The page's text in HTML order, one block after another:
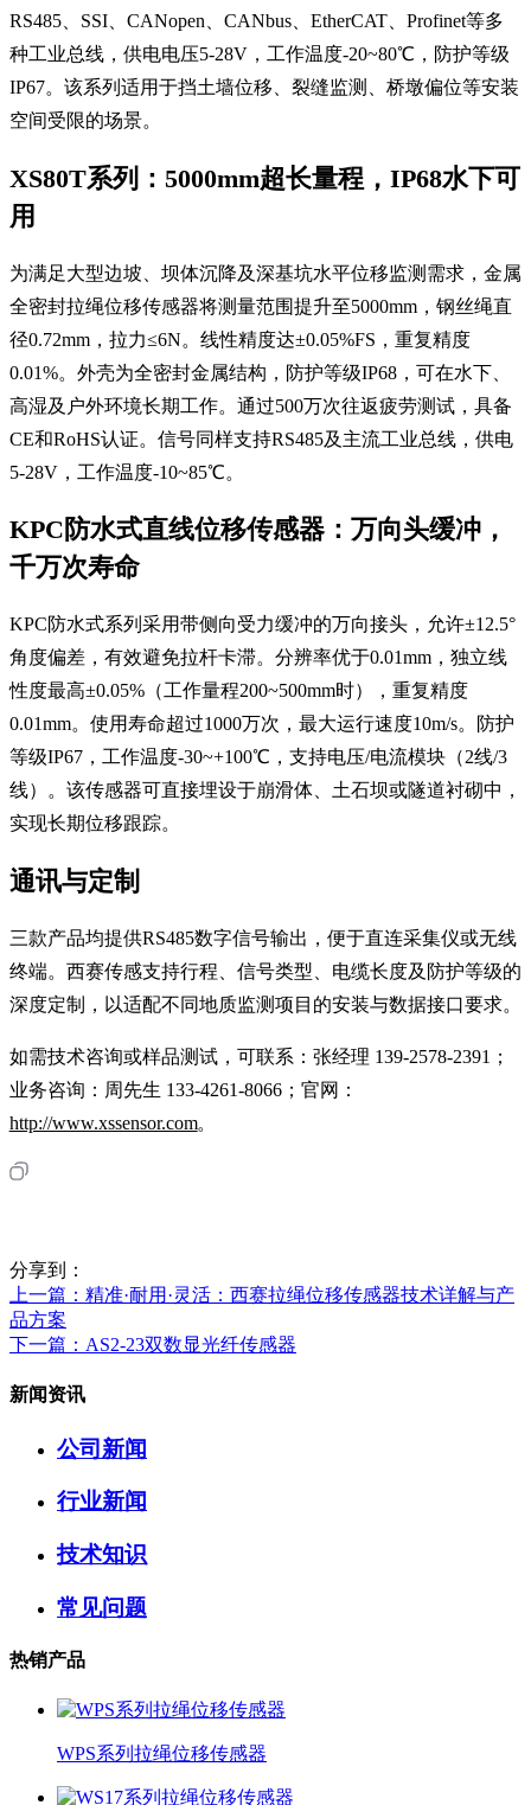
RS485、SSI、CANopen、CANbus、EtherCAT、Profinet等多
种工业总线，供电电压5-28V，工作温度-20~80℃，防护等级
IP67。该系列适用于挡土墙位移、裂缝监测、桥墩偏位等安装
空间受限的场景。
XS80T系列：5000mm超长量程，IP68水下可
用
为满足大型边坡、坝体沉降及深基坑水平位移监测需求，金属
全密封拉绳位移传感器将测量范围提升至5000mm，钢丝绳直
径0.72mm，拉力≤6N。线性精度达±0.05%FS，重复精度
0.01%。外壳为全密封金属结构，防护等级IP68，可在水下、
高湿及户外环境长期工作。通过500万次往返疲劳测试，具备
CE和RoHS认证。信号同样支持RS485及主流工业总线，供电
5-28V，工作温度-10~85℃。
KPC防水式直线位移传感器：万向头缓冲，
千万次寿命
KPC防水式系列采用带侧向受力缓冲的万向接头，允许±12.5°
角度偏差，有效避免拉杆卡滞。分辨率优于0.01mm，独立线
性度最高±0.05%（工作量程200~500mm时），重复精度
0.01mm。使用寿命超过1000万次，最大运行速度10m/s。防护
等级IP67，工作温度-30~+100℃，支持电压/电流模块（2线/3
线）。该传感器可直接埋设于崩滑体、土石坝或隧道衬砌中，
实现长期位移跟踪。
通讯与定制
三款产品均提供RS485数字信号输出，便于直连采集仪或无线
终端。西赛传感支持行程、信号类型、电缆长度及防护等级的
深度定制，以适配不同地质监测项目的安装与数据接口要求。
如需技术咨询或样品测试，可联系：张经理 139-2578-2391；
业务咨询：周先生 133-4261-8066；官网：
http://www.xssensor.com。
分享到：
上一篇 ：精准·耐用·灵活：西赛拉绳位移传感器技术详解与产
品方案
下一篇 ：AS2-23双数显光纤传感器
新闻资讯
公司新闻
行业新闻
技术知识
常见问题
热销产品
WPS系列拉绳位移传感器